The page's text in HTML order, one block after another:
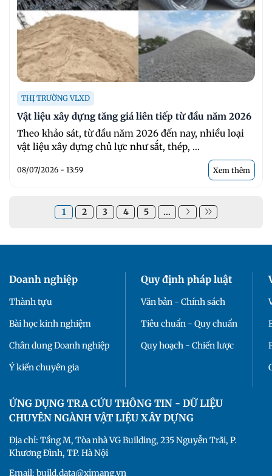
THỊ TRƯỜNG VLXD
Vật liệu xây dựng tăng giá liên tiếp từ đầu năm 2026
Theo khảo sát, từ đầu năm 2026 đến nay, nhiều loại
vật liệu xây dựng chủ lực như sắt, thép, ...
08/07/2026 - 13:59 Xem thêm
1 2 3 4 5 ...
Doanh nghiệp
Thành tựu
Bài học kinh nghiệm
Chân dung Doanh nghiệp
Ý kiến chuyên gia
Quy định pháp luật
Văn bản - Chính sách
Tiêu chuẩn - Quy chuẩn
Quy hoạch - Chiến lược
ỨNG DỤNG TRA CỨU THÔNG TIN - DỮ LIỆU
CHUYÊN NGÀNH VẬT LIỆU XÂY DỰNG
Địa chỉ: Tầng M, Tòa nhà VG Building, 235 Nguyễn Trãi, P.
Khương Đình, TP. Hà Nội
Email: build.data@ximang.vn